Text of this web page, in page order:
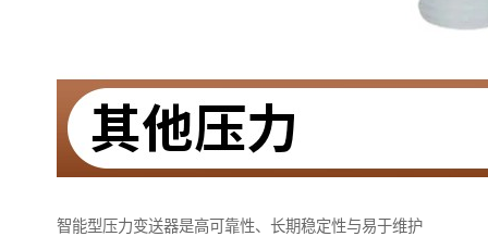
智能型压力变送器是高可靠性、长期稳定性与易于维护